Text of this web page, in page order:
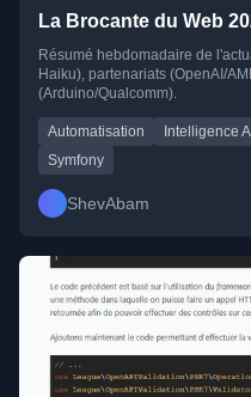
La Brocante du Web
Résumé hebdomadaire de
Haiku), partenariats (OpenAI/
(Arduino/Qualcomm).
Automatisation Intelligence
Symfony
ShevAbam